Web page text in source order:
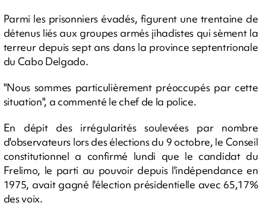
Parmi les prisonniers évadés, figurent une trentaine de
détenus liés aux groupes armés jihadistes qui sèment la
terreur depuis sept ans dans la province septentrionale
du Cabo Delgado.
"Nous sommes particulièrement préoccupés par cette
situation", a commenté le chef de la police.
En dépit des irrégularités soulevées par nombre
d'observateurs lors des élections du 9 octobre, le Conseil
constitutionnel a confirmé lundi que le candidat du
Frelimo, le parti au pouvoir depuis l'indépendance en
1975, avait gagné l'élection présidentielle avec 65,17%
des voix.